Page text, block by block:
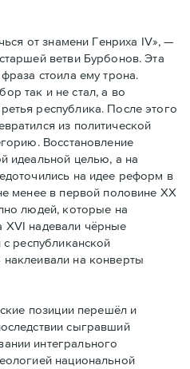
от знамени Генриха IV», —
ветви Бурбонов. Эта
стоила ему трона.
так и не стал, а во
республика. После этого
из политической
Восстановление
идеальной целью, а на
на идее реформ в
менее в первой половине ХХ
людей, которые на
надевали чёрные
республиканской
на конверты
позиции перешёл и
сыгравший
интегрального
национальной